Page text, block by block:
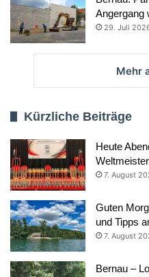
Angergang
29. Juli
Mehr
Kürzliche Beiträge
Heute
7. August
Guten
und Tipps
7. August
Bernau –